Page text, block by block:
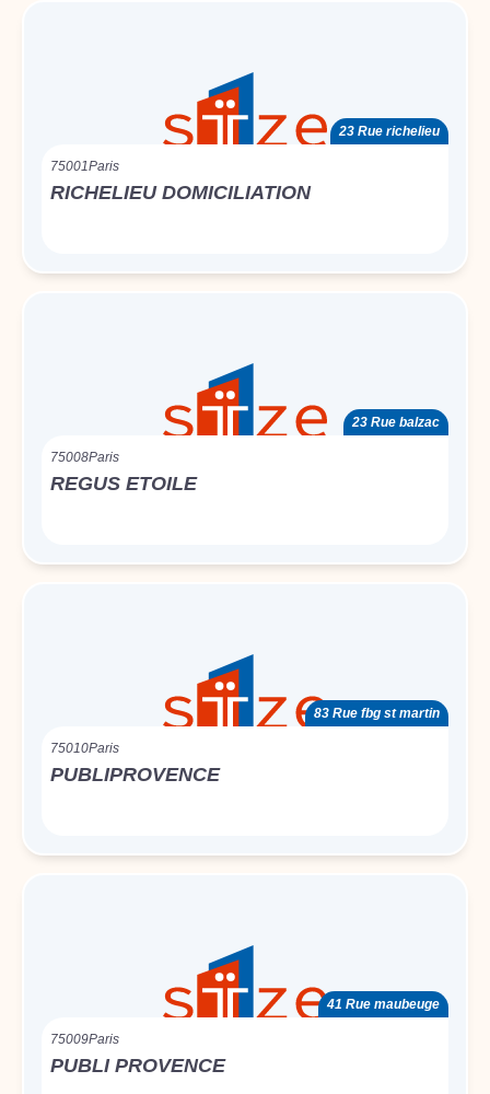
23 Rue richelieu
75001Paris
RICHELIEU DOMICILIATION
23 Rue balzac
75008Paris
REGUS ETOILE
83 Rue fbg st martin
75010Paris
PUBLIPROVENCE
41 Rue maubeuge
75009Paris
PUBLI PROVENCE